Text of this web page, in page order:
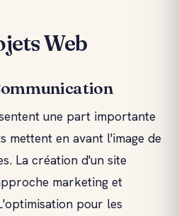
Web
une part importante
mettent en avant l'image de
La création d'un site
marketing et
pour les